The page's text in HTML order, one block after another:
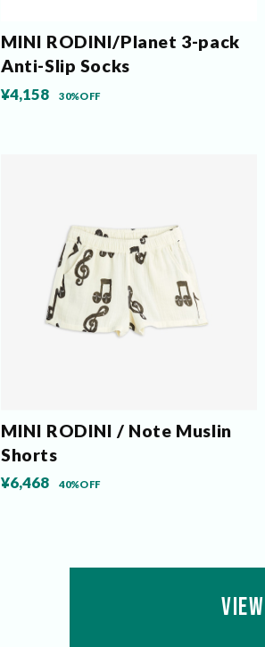
MINI RODINI/Planet 3-pack
Anti-Slip Socks
¥4,158 30%OFF
MINI RODINI / Note Muslin
Shorts
¥6,468 40%OFF